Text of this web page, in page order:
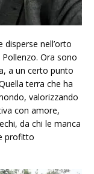
nell’orto
Ora sono
a un certo punto
terra che ha
valorizzando
con amore,
da chi le manca
profitto